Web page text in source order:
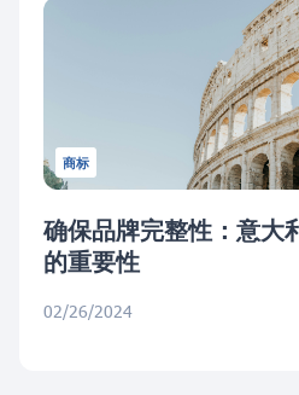
商标
确保品牌完整性：意大
的重要性
02/26/2024